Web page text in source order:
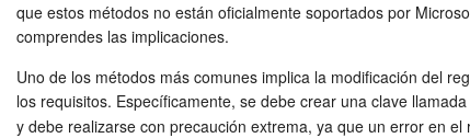
que estos métodos no están oficialmente soportados por
comprendes las implicaciones.
Uno de los métodos más comunes implica la modificación del
los requisitos. Específicamente, se debe crear una clave llamada
y debe realizarse con precaución extrema, ya que un error en